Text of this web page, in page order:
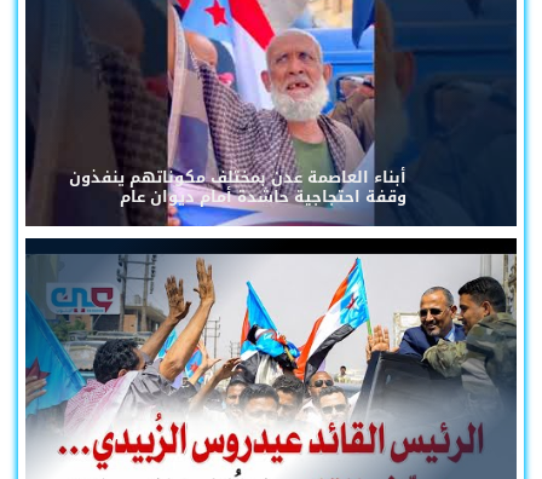
أبناء العاصمة عدن بمختلف مكوناتهم ينفذون
وقفة احتجاجية حاشدة أمام ديوان عام